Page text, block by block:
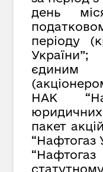
день
періоду
НАК
пакет
“Нафтогаз